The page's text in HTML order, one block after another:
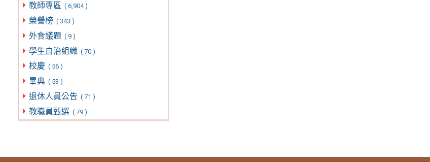
教師專區 ( 6,904 )
榮譽榜 ( 343 )
外食議題 ( 9 )
學生自治組織 ( 70 )
校慶 ( 56 )
畢典 ( 53 )
退休人員公告 ( 71 )
教職員甄選 ( 79 )